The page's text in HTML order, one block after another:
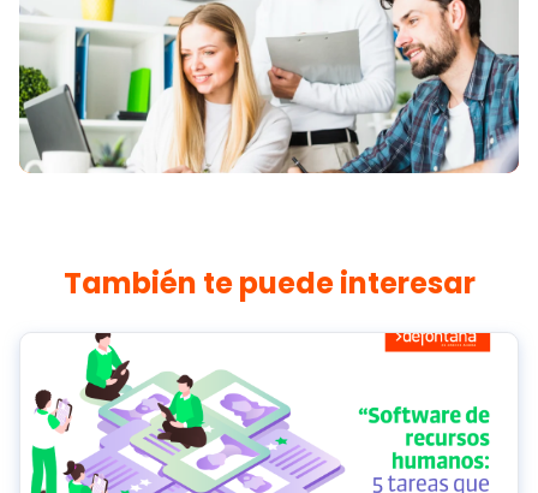
También te puede interesar